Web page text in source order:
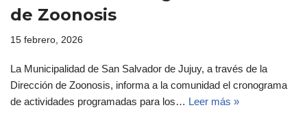
de Zoonosis
15 febrero, 2026
La Municipalidad de San Salvador de Jujuy, a través de la
Dirección de Zoonosis, informa a la comunidad el cronograma
de actividades programadas para los… Leer más »